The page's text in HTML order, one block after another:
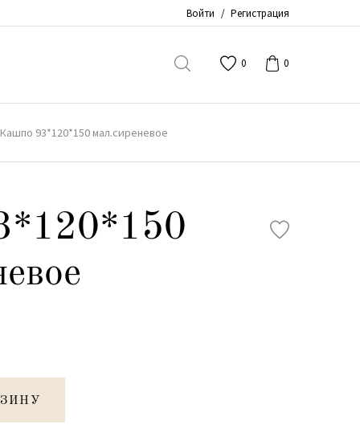
Войти / Регистрация
0 0
Кашпо 93*120*150 мал.сиреневое